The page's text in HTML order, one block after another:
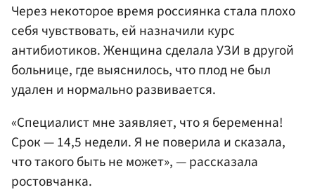
Через некоторое время россиянка стала плохо
себя чувствовать, ей назначили курс
антибиотиков. Женщина сделала УЗИ в другой
больнице, где выяснилось, что плод не был
удален и нормально развивается.
«Специалист мне заявляет, что я беременна!
Срок — 14,5 недели. Я не поверила и сказала,
что такого быть не может», — рассказала
ростовчанка.